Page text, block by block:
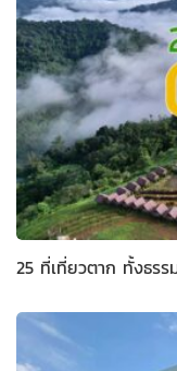
25 ที่เที่ยวตาก ทั้งธร